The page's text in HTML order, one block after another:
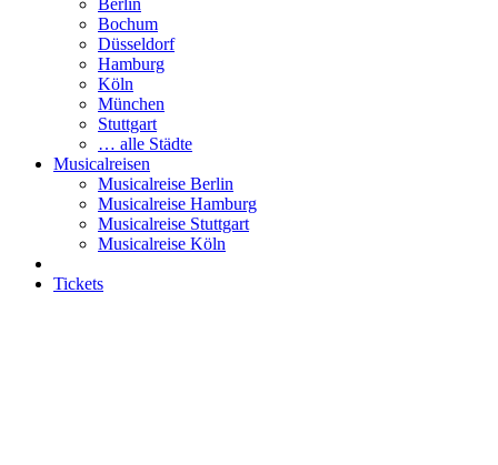
Berlin
Bochum
Düsseldorf
Hamburg
Köln
München
Stuttgart
… alle Städte
Musicalreisen
Musicalreise Berlin
Musicalreise Hamburg
Musicalreise Stuttgart
Musicalreise Köln
Tickets